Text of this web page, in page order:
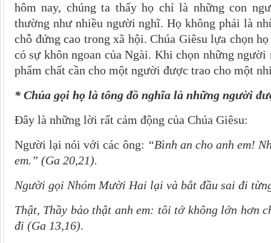
hôm nay, chúng ta thấy họ chỉ là những con
thường như nhiều người nghĩ. Họ không phải là
chỗ đứng cao trong xã hội. Chúa Giêsu lựa chọn
có sự khôn ngoan của Ngài. Khi chọn những
phẩm chất cần cho một người được trao cho một
* Chúa gọi họ là tông đồ nghĩa là những người
Đây là những lời rất cảm động của Chúa Giêsu:
Người lại nói với các ông: “Bình an cho anh em!
em.” (Ga 20,21).
Người gọi Nhóm Mười Hai lại và bắt đầu sai đi
Thật, Thầy bảo thật anh em: tôi tớ không lớn hơn
đi (Ga 13,16).